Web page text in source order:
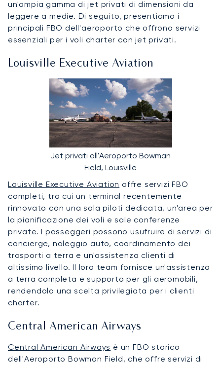
un'ampia gamma di jet privati di dimensioni da
leggere a medie. Di seguito, presentiamo i
principali FBO dell'aeroporto che offrono servizi
essenziali per i voli charter con jet privati.
Louisville Executive Aviation
Jet privati all'Aeroporto Bowman
Field, Louisville
Louisville Executive Aviation offre servizi FBO
completi, tra cui un terminal recentemente
rinnovato con una sala piloti dedicata, un'area per
la pianificazione dei voli e sale conferenze
private. I passeggeri possono usufruire di servizi di
concierge, noleggio auto, coordinamento dei
trasporti a terra e un'assistenza clienti di
altissimo livello. Il loro team fornisce un'assistenza
a terra completa e supporto per gli aeromobili,
rendendolo una scelta privilegiata per i clienti
charter.
Central American Airways
Central American Airways è un FBO storico
dell'Aeroporto Bowman Field, che offre servizi di